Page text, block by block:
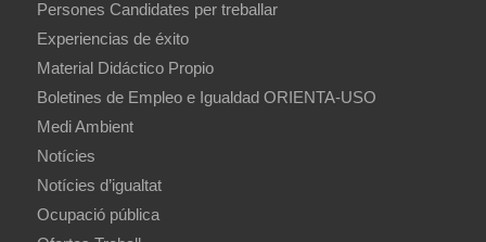
Persones Candidates per treballar
Experiencias de éxito
Material Didáctico Propio
Boletines de Empleo e Igualdad ORIENTA-USO
Medi Ambient
Notícies
Notícies d’igualtat
Ocupació pública